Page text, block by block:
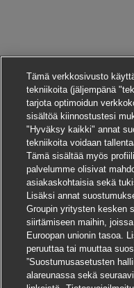
Hae
Tämä verkkosivusto
tekniikoita (jäljempänä
tarjota optimoidun
sisältöä kiinnostustesi
"Hyväksy kaikki" annat
tekniikoita voidaan
Tämä sisältää myös
palvelumme olisivat
asiakaskohtaisia sekä
Lisäksi annat
Groupin yritysten kesken
siirtämiseen maihin,
Euroopan unionin tasoa.
peruuttaa tai muuttaa
”Suostumusasetusten
alareunassa sekä